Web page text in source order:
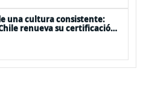
una cultura consistente:
renueva su certificación
Work